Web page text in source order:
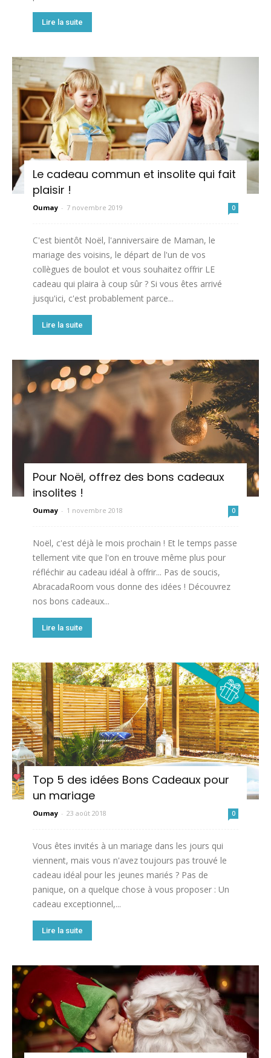
Lire la suite
Le cadeau commun et insolite qui fait
plaisir !
Oumay - 7 novembre 2019 0
C'est bientôt Noël, l'anniversaire de Maman, le
mariage des voisins, le départ de l'un de vos
collègues de boulot et vous souhaitez offrir LE
cadeau qui plaira à coup sûr ? Si vous êtes arrivé
jusqu'ici, c'est probablement parce...
Lire la suite
Pour Noël, offrez des bons cadeaux
insolites !
Oumay - 1 novembre 2018 0
Noël, c'est déjà le mois prochain ! Et le temps passe
tellement vite que l'on en trouve même plus pour
réfléchir au cadeau idéal à offrir... Pas de soucis,
AbracadaRoom vous donne des idées ! Découvrez
nos bons cadeaux...
Lire la suite
Top 5 des idées Bons Cadeaux pour
un mariage
Oumay - 23 août 2018 0
Vous êtes invités à un mariage dans les jours qui
viennent, mais vous n'avez toujours pas trouvé le
cadeau idéal pour les jeunes mariés ? Pas de
panique, on a quelque chose à vous proposer : Un
cadeau exceptionnel,...
Lire la suite